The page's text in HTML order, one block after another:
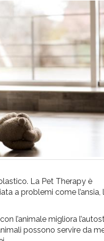
La Pet Therapy è
a problemi come l’ansia,
l’animale migliora
possono servire da